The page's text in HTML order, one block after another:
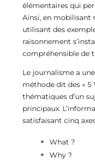
élémentaires qui
Ainsi, en mobilisant
utilisant des
raisonnement
compréhensible de
Le journalisme a
méthode dit des « 5
thématiques d’un
principaux.
satisfaisant cinq
What ?
Why ?